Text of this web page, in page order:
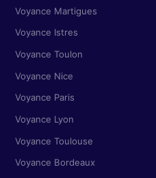
Voyance Martigues
Voyance Istres
Voyance Toulon
Voyance Nice
Voyance Paris
Voyance Lyon
Voyance Toulouse
Voyance Bordeaux